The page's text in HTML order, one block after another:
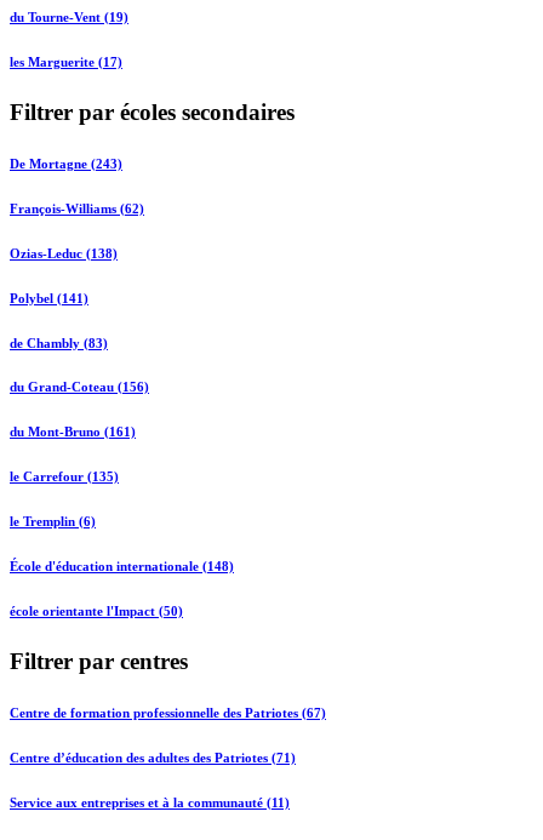
du Tourne-Vent (19)
les Marguerite (17)
Filtrer par écoles secondaires
De Mortagne (243)
François-Williams (62)
Ozias-Leduc (138)
Polybel (141)
de Chambly (83)
du Grand-Coteau (156)
du Mont-Bruno (161)
le Carrefour (135)
le Tremplin (6)
École d'éducation internationale (148)
école orientante l'Impact (50)
Filtrer par centres
Centre de formation professionnelle des Patriotes (67)
Centre d’éducation des adultes des Patriotes (71)
Service aux entreprises et à la communauté (11)